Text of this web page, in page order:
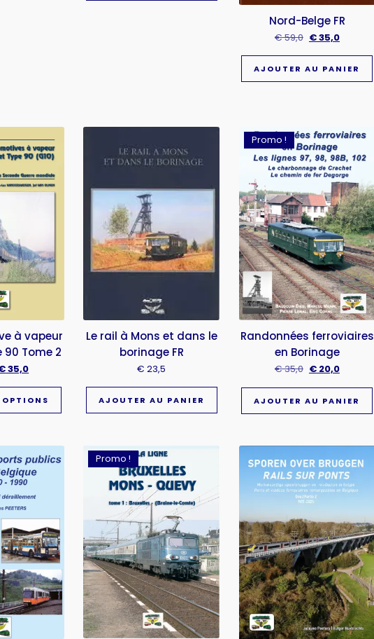
Nord-Belge FR
€59,0 €35,0
AJOUTER AU PANIER
à vapeur
90 Tome 2
35,0
Le rail à Mons et dans le
borinage FR
€ 23,5
AJOUTER AU PANIER
Promo !
Randonnées ferroviaires
en Borinage
€35,0 €20,0
AJOUTER AU PANIER
Promo !